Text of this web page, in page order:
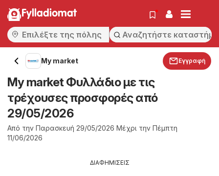
Fylladiomat
My market Εγγραφή
My market Φυλλάδιο με τις
τρέχουσες προσφορές από
29/05/2026
Από την Παρασκευή 29/05/2026 Μέχρι την Πέμπτη
11/06/2026
ΔΙΑΦΗΜΙΣΕΙΣ